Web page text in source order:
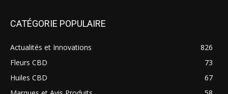
CATÉGORIE POPULAIRE
Actualités et Innovations
826
Fleurs CBD
73
Huiles CBD
67